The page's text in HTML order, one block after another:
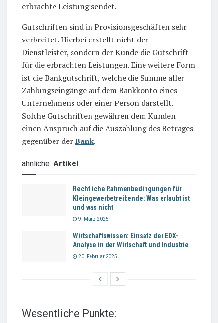
erbrachte Leistung sendet.
Gutschriften sind in Provisionsgeschäften sehr
verbreitet. Hierbei erstellt nicht der
Dienstleister, sondern der Kunde die Gutschrift
für die erbrachten Leistungen. Eine weitere Form
ist die Bankgutschrift, welche die Summe aller
Zahlungseingänge auf dem Bankkonto eines
Unternehmens oder einer Person darstellt.
Solche Gutschriften gewähren dem Kunden
einen Anspruch auf die Auszahlung des Betrages
gegenüber derBank.
ähnliche Artikel
Rechtliche Rahmenbedingungen für
Kleingewerbetreibende: Was erlaubt ist
und was nicht
9. März 2025
Wirtschaftswissen: Einsatz der EDX-
Analyse in der Wirtschaft und Industrie
20. Februar 2025
Wesentliche Punkte: